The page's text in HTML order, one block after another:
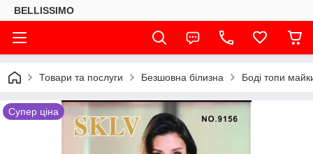
BELLISSIMO
Товари та послуги Безшовна білизна Боді топи
Супер ціна